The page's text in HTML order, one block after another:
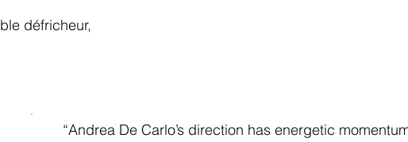
défricheur,
“Andrea De Carlo’s direction has energetic